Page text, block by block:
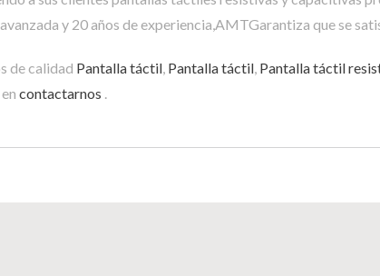
y 20 años de experiencia,AMTGarantiza que se
de calidad Pantalla táctil, Pantalla táctil, Pantalla táctil
contactarnos .